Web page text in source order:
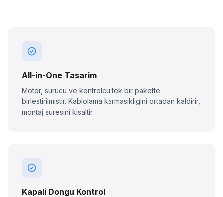
All-in-One Tasarim
Motor, surucu ve kontrolcu tek bir pakette
birlestirilmistir. Kablolama karmasikligini ortadan kaldirir,
montaj suresini kisaltir.
Kapali Dongu Kontrol